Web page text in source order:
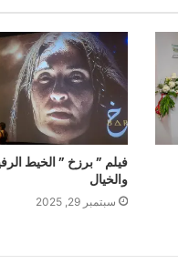
فيلم ” برزخ ” الخيط
والخيال
سبتمبر 29, 2025